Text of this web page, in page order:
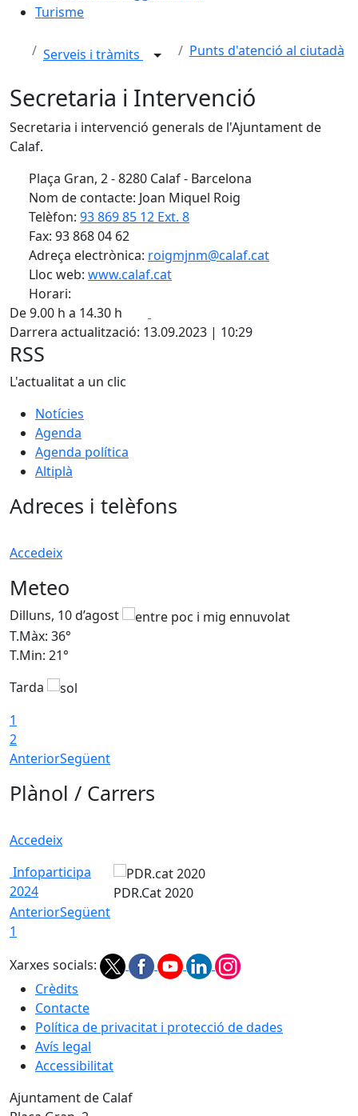
Turisme
Serveis i tràmits Punts d'atenció al ciutadà
Secretaria i Intervenció
Secretaria i intervenció generals de l'Ajuntament de
Calaf.
Plaça Gran, 2 - 8280 Calaf - Barcelona
Nom de contacte: Joan Miquel Roig
Telèfon: 93 869 85 12 Ext. 8
Fax: 93 868 04 62
Adreça electrònica: roigmjnm@calaf.cat
Lloc web: www.calaf.cat
Horari:
De 9.00 h a 14.30 h
Darrera actualització: 13.09.2023 | 10:29
RSS
L'actualitat a un clic
Notícies
Agenda
Agenda política
Altiplà
Adreces i telèfons
Accedeix
Meteo
Dilluns, 10 d’agost
T.Màx: 36°
T.Min: 21°
Tarda
1
2
AnteriorSegüent
Plànol / Carrers
Accedeix
Infoparticipa
2024
PDR.Cat 2020
AnteriorSegüent
1
Xarxes socials:
Crèdits
Contacte
Política de privacitat i protecció de dades
Avís legal
Accessibilitat
Ajuntament de Calaf